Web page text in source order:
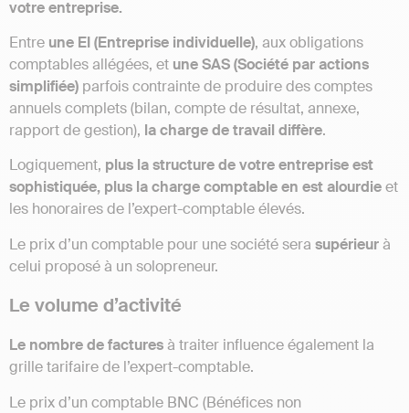
votre entreprise.
Entre une EI (Entreprise individuelle), aux obligations
comptables allégées, et une SAS (Société par actions
simplifiée) parfois contrainte de produire des comptes
annuels complets (bilan, compte de résultat, annexe,
rapport de gestion), la charge de travail diffère.
Logiquement, plus la structure de votre entreprise est
sophistiquée, plus la charge comptable en est alourdieet
les honoraires de l’expert-comptable élevés.
Le prix d’un comptable pour une société sera supérieurà
celui proposé à un solopreneur.
Le volume d’activité
Le nombre de facturesà traiter influence également la
grille tarifaire de l’expert-comptable.
Le prix d’un comptable BNC (Bénéfices non